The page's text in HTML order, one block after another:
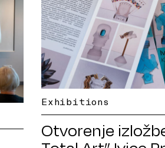
Exhibitions
Otvorenje